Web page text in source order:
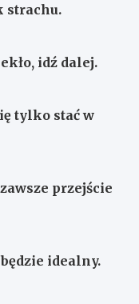
strachu.
idź dalej.
tylko stać w
przejście
idealny.